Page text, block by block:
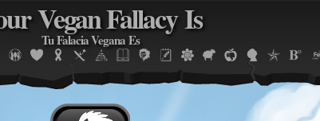
Jump to navigation
Vegan Fallacy Is
Tu Falacia Vegana Es